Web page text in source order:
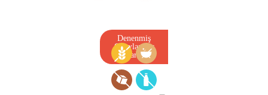
Denenmiş
Onaylanmış
Tarif